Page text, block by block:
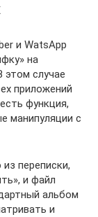
и WatsApp
на
этом случае
приложений
функция,
манипуляции с
переписки,
и файл
альбом
и